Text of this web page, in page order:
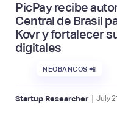
PicPay recibe
Central de Brasil
Kovr y fortalecer
digitales
NEOBANCOS 📲
Startup Researcher | July